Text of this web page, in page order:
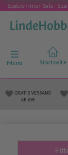
Spätsommer-Sale -
Anzeige ändern
Menü
GRATIS VERSAND
AB 69€